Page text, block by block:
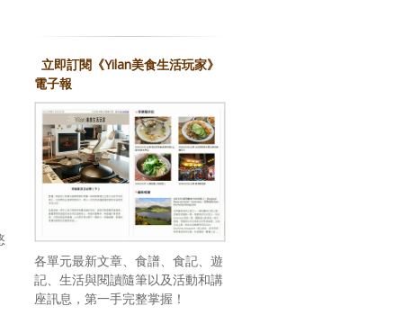
立即訂閱《Yilan美食生活玩家》
電子報
各單元最新文章、食譜、食記、遊
記、生活與閱讀隨筆以及活動和講
座訊息，第一手完整掌握！